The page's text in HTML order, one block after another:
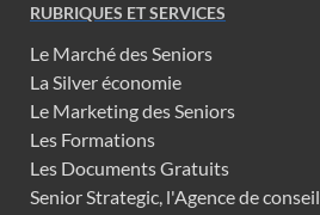
RUBRIQUES ET SERVICES
Le Marché des Seniors
La Silver économie
Le Marketing des Seniors
Les Formations
Les Documents Gratuits
Senior Strategic, l'Agence de conseil